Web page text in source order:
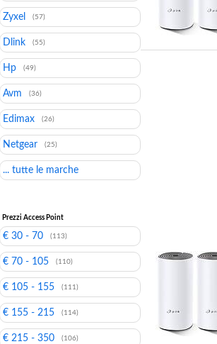
Zyxel (57)
Dlink (55)
Hp (49)
Avm (36)
Edimax (26)
Netgear (25)
... tutte le marche
Prezzi Access Point
€ 30 - 70 (113)
€ 70 - 105 (110)
€ 105 - 155 (111)
€ 155 - 215 (114)
€ 215 - 350 (106)